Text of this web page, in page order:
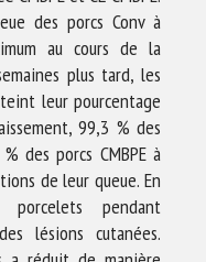
des porcs Conv à
au cours de la
plus tard, les
leur pourcentage
99,3 % des
des porcs CMBPE à
de leur queue. En
porcelets pendant
lésions cutanées.